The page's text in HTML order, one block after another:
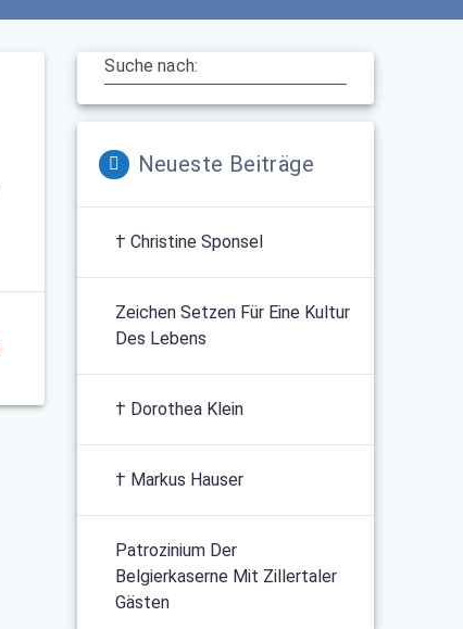
Suche nach:
Neueste Beiträge
† Christine Sponsel
Zeichen Setzen Für Eine Kultur
Des Lebens
† Dorothea Klein
† Markus Hauser
Patrozinium Der
Belgierkaserne Mit Zillertaler
Gästen